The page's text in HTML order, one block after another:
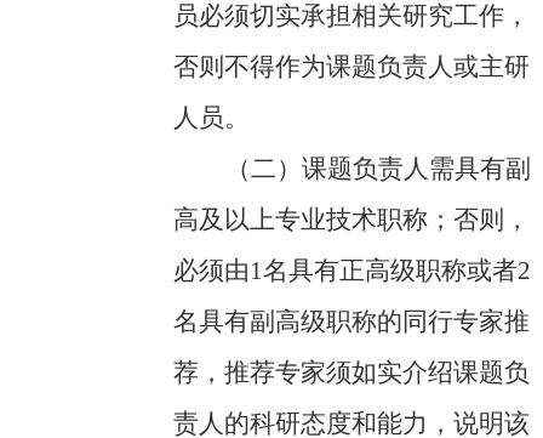
员必须切实承担相关研究工作，
否则不得作为课题负责人或主研
人员。
（二）课题负责人需具有副
高及以上专业技术职称；否则，
必须由1名具有正高级职称或者2
名具有副高级职称的同行专家推
荐，推荐专家须如实介绍课题负
责人的科研态度和能力，说明该